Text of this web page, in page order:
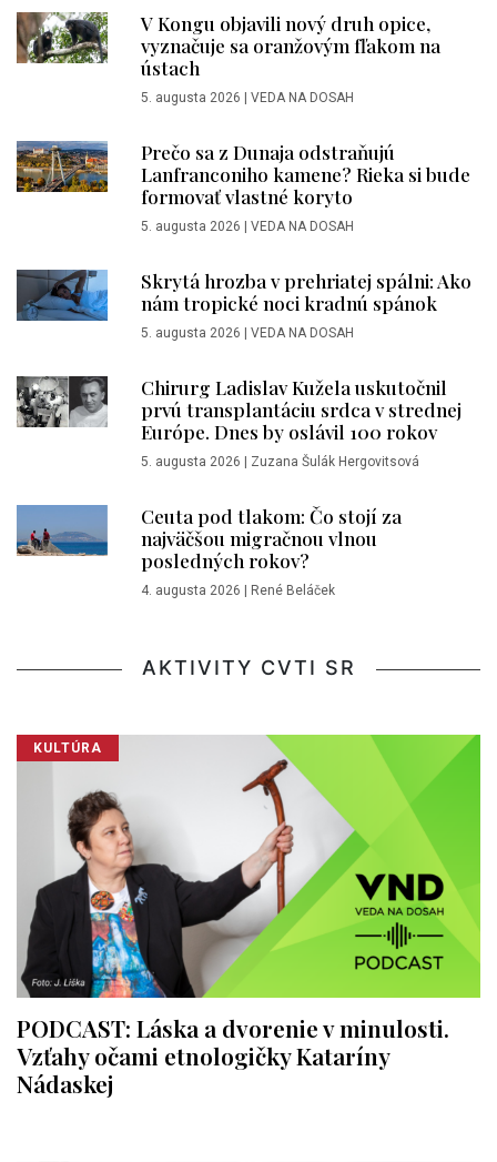
V Kongu objavili nový druh opice,
vyznačuje sa oranžovým fľakom na
ústach
5. augusta 2026 VEDA NA DOSAH
Prečo sa z Dunaja odstraňujú
Lanfranconiho kamene? Rieka si bude
formovať vlastné koryto
5. augusta 2026 VEDA NA DOSAH
Skrytá hrozba v prehriatej spálni: Ako
nám tropické noci kradnú spánok
5. augusta 2026 VEDA NA DOSAH
Chirurg Ladislav Kužela uskutočnil
prvú transplantáciu srdca v strednej
Európe. Dnes by oslávil 100 rokov
5. augusta 2026 Zuzana Šulák Hergovitsová
Ceuta pod tlakom: Čo stojí za
najväčšou migračnou vlnou
posledných rokov?
4. augusta 2026 René Beláček
AKTIVITY CVTI SR
KULTÚRA
PODCAST: Láska a dvorenie v minulosti.
Vzťahy očami etnologičky Kataríny
Nádaskej